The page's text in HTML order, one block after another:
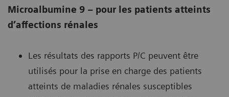
Microalbumine 9 – pour les patients atteints
d’affections rénales
Les résultats des rapports P/C peuvent être
utilisés pour la prise en charge des patients
atteints de maladies rénales susceptibles